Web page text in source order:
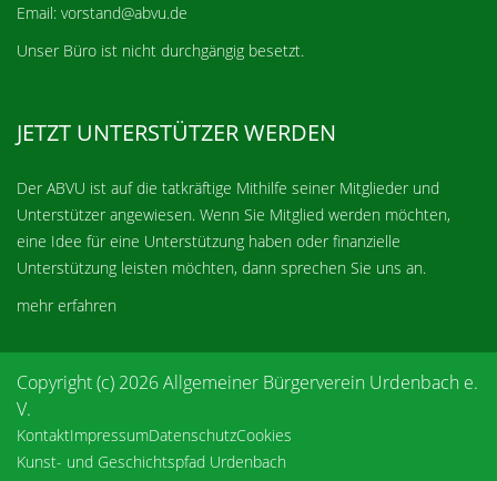
Email: vorstand@abvu.de
Unser Büro ist nicht durchgängig besetzt.
JETZT UNTERSTÜTZER WERDEN
Der ABVU ist auf die tatkräftige Mithilfe seiner Mitglieder und
Unterstützer angewiesen. Wenn Sie Mitglied werden möchten,
eine Idee für eine Unterstützung haben oder finanzielle
Unterstützung leisten möchten, dann sprechen Sie uns an.
mehr erfahren
Copyright (c) 2026 Allgemeiner Bürgerverein Urdenbach e.
V.
KontaktImpressumDatenschutzCookies
Kunst- und Geschichtspfad Urdenbach